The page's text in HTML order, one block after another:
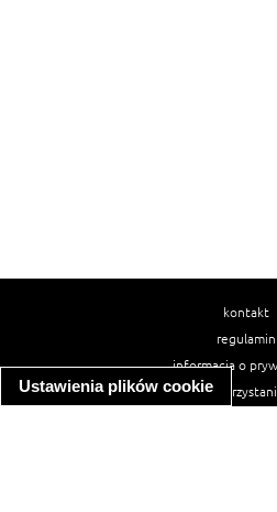
Ustawienia plików cookie
kontakt
regulamin
informacja o
informacja o